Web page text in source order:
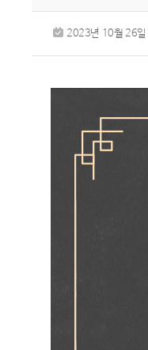
2023년 10월 26